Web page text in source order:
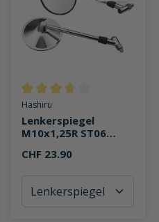
0 von 5 Sternen
Durchschnittliche Bewertung
Hashiru
Lenkerspiegel
M10x1,25R ST06
CHF 23.90